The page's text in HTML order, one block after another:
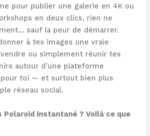
pour publier une galerie en 4K ou
en deux clics, rien ne
sauf la peur de démarrer.
à tes images une vraie
ou simplement réunir tes
autour d’une plateforme
toi — et surtout bien plus
réseau social.
Polaroid instantané ? Voilà ce que